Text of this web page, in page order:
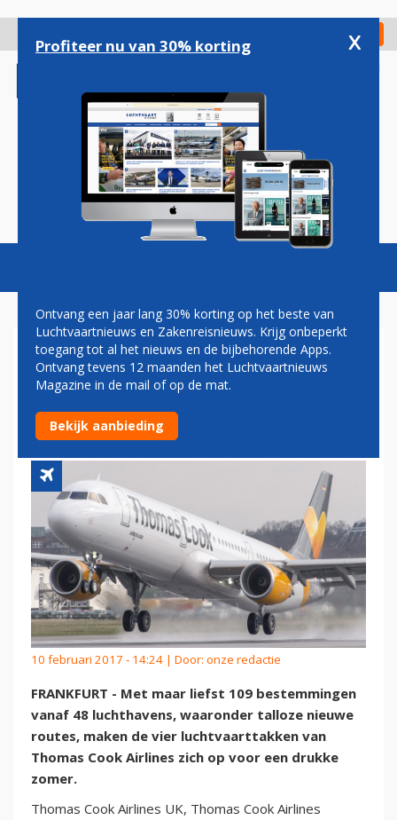
gaan
Check in
Magazine Podcasts Vacatures
THOMAS COOK AIRLINES
MAAKT ZICH OP VOOR
DRUKKE ZOMER
10 februari 2017 - 14:24 | Door: onze redactie
FRANKFURT - Met maar liefst 109 bestemmingen
vanaf 48 luchthavens, waaronder talloze nieuwe
routes, maken de vier luchtvaarttakken van
Thomas Cook Airlines zich op voor een drukke
zomer.
Thomas Cook Airlines UK, Thomas Cook Airlines
Profiteer nu van 30% korting x
Ontvang een jaar lang 30% korting op het beste van
Luchtvaartnieuws en Zakenreisnieuws. Krijg onbeperkt
toegang tot al het nieuws en de bijbehorende Apps.
Ontvang tevens 12 maanden het Luchtvaartnieuws
Magazine in de mail of op de mat.
Bekijk aanbieding